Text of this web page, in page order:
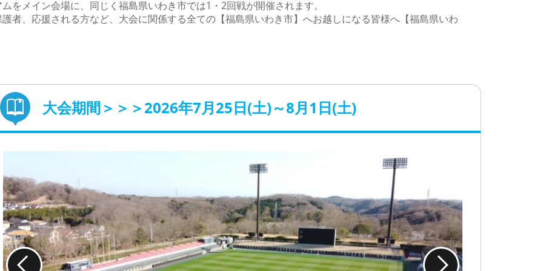
をメイン会場に、同じく福島県いわき市では1・2回戦が開催されます。
者、応援される方など、大会に関係する全ての【福島県いわき市】へお越しになる皆様へ【福島県いわ
大会期間＞＞＞2026年7月25日(土)～8月1日(土)